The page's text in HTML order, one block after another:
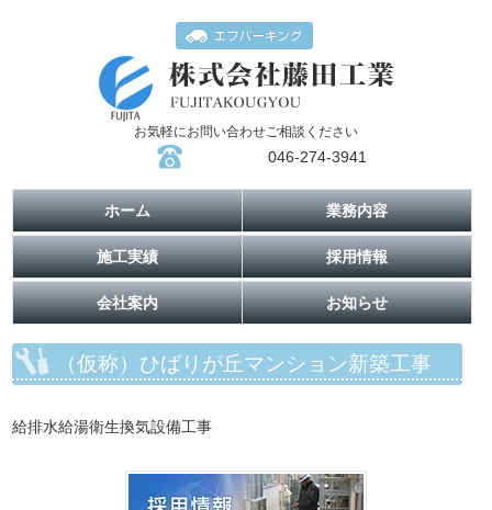
お気軽にお問い合わせご相談ください
046-274-3941
ホーム 業務内容
施工実績 採用情報
会社案内 お知らせ
（仮称）ひばりが丘マンション新築工事
給排水給湯衛生換気設備工事